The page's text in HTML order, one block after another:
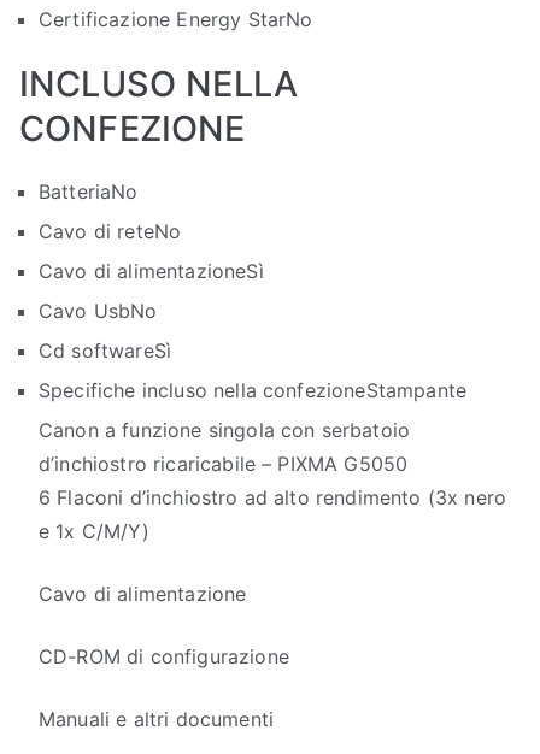
Certificazione Energy StarNo
INCLUSO NELLA
CONFEZIONE
BatteriaNo
Cavo di reteNo
Cavo di alimentazioneSì
Cavo UsbNo
Cd softwareSì
Specifiche incluso nella confezioneStampante
Canon a funzione singola con serbatoio
d’inchiostro ricaricabile – PIXMA G5050
6 Flaconi d’inchiostro ad alto rendimento (3x nero
e 1x C/M/Y)
Cavo di alimentazione
CD-ROM di configurazione
Manuali e altri documenti